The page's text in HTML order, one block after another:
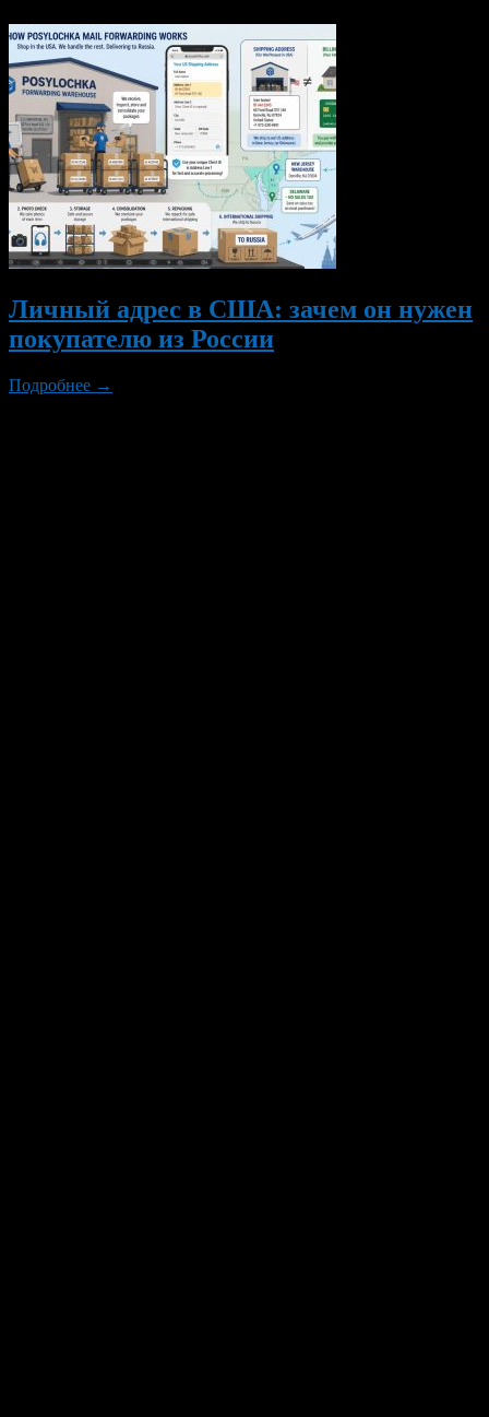
Личный адрес в США: зачем он нужен
покупателю из России
Подробнее →